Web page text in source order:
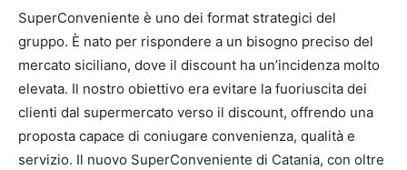
SuperConveniente è uno dei format strategici del
gruppo. È nato per rispondere a un bisogno preciso del
mercato siciliano, dove il discount ha un’incidenza molto
elevata. Il nostro obiettivo era evitare la fuoriuscita dei
clienti dal supermercato verso il discount, offrendo una
proposta capace di coniugare convenienza, qualità e
servizio. Il nuovo SuperConveniente di Catania, con oltre